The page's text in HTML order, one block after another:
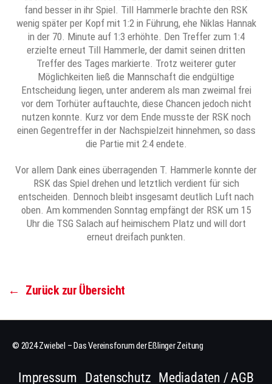
fand besser in ihr Spiel. Till Hammerle brachte den RSK
wenig später per Kopf mit 1:2 in Führung, ehe Niklas Hannak
in der 70. Minute auf 1:3 erhöhte. Den Treffer zum 1:4
erzielte erneut Till Hammerle, der damit seinen dritten
Treffer des Tages markierte. Trotz weiterer guter
Möglichkeiten ließ die Mannschaft die endgültige
Entscheidung liegen, unter anderem als man zweimal frei
vor dem Torhüter auftauchte, diese Chancen jedoch nicht
nutzen konnte. Kurz vor dem Ende musste der RSK noch
einen Gegentreffer in der Nachspielzeit hinnehmen, so dass
die Partie mit 2:4 endete.
Vor allem Dank eines überragenden T. Hammerle konnte der
RSK das Spiel drehen und letztlich verdient für sich
entscheiden. Dennoch bleibt insgesamt deutlich Luft nach
oben. Am kommenden Sonntag empfängt der RSK um 15
Uhr die TSG Salach auf heimischem Platz und will dort
erneut dreifach punkten.
← Zurück zur Übersicht
© 2024 Zwiebel – Das Vereinsforum der Eßlinger Zeitung
Impressum Datenschutz Mediadaten / AGB